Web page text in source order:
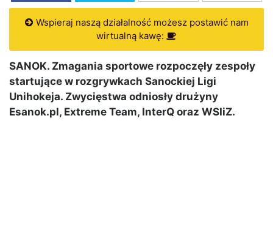
Wspieraj naszą działalność możesz postawić nam
wirtualną kawę:
SANOK. Zmagania sportowe rozpoczęły zespoły
startujące w rozgrywkach Sanockiej Ligi
Unihokeja. Zwycięstwa odniosły drużyny
Esanok.pl, Extreme Team, InterQ oraz WSIiZ.